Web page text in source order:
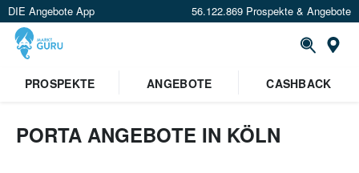
DIE Angebote App 56.122.869 Prospekte & Angebote
PROSPEKTE
ANGEBOTE CASHBACK
PORTA ANGEBOTE IN KÖLN